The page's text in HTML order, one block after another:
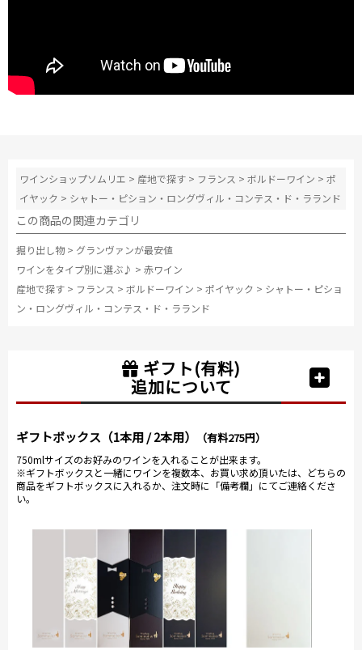
ワインショップソムリエ > 産地で探す > フランス >ボルドーワイン >ポ
イヤック > シャトー・ピション・ロングヴィル・コンテス・ド・ラランド
この商品の関連カテゴリ
掘り出し物 > グランヴァンが最安値
ワインをタイプ別に選ぶ♪ > 赤ワイン
産地で探す > フランス > ボルドーワイン > ポイヤック > シャトー・ピショ
ン・ロングヴィル・コンテス・ド・ラランド
ギフト(有料)
追加について
ギフトボックス（1本用 / 2本用） （有料275円）
750mlサイズのお好みのワインを入れることが出来ます。
※ギフトボックスと一緒にワインを複数本、お買い求め頂いたは、どちらの
商品をギフトボックスに入れるか、注文時に「備考欄」にてご連絡くださ
い。